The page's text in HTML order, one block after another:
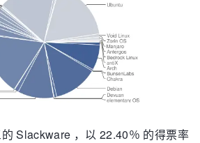
Slackware ，以 22.40％ 的得票率